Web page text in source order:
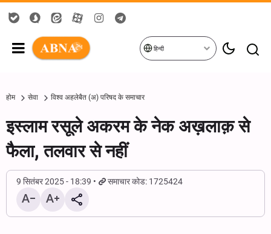
हिन्दी
होम सेवा विश्व अहलेबैत (अ) परिषद के समाचार
इस्लाम रसूले अकरम के नेक अख़लाक़ से
फैला, तलवार से नहीं
9 सितंबर 2025 - 18:39 समाचार कोड: 1725424